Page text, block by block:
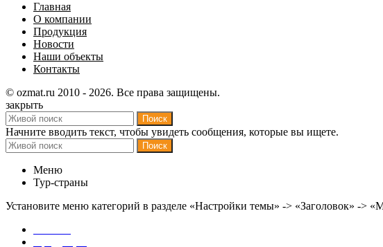
Главная
О компании
Продукция
Новости
Наши объекты
Контакты
© ozmat.ru 2010 - 2026. Все права защищены.
закрыть
Поиск
Начните вводить текст, чтобы увидеть сообщения, которые вы ищете.
Поиск
Меню
Тур-страны
Установите меню категорий в разделе «Настройки темы» -> «Заголовок» ->